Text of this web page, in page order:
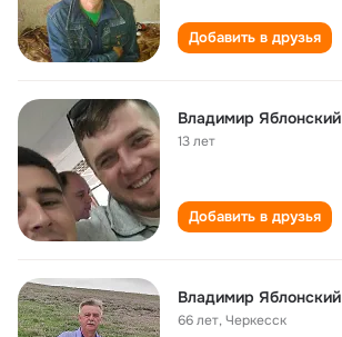
Добавить в друзья
Владимир Яблонский
13 лет
Добавить в друзья
Владимир Яблонский
66 лет,Черкесск